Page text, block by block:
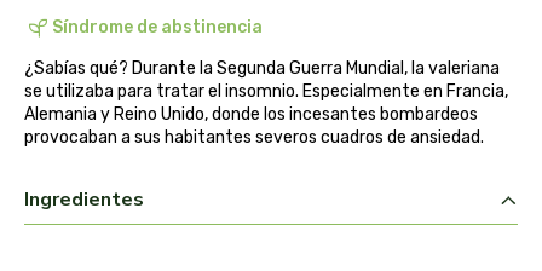
Síndrome de abstinencia
¿Sabías qué? Durante la Segunda Guerra Mundial, la valeriana
se utilizaba para tratar el insomnio. Especialmente en Francia,
Alemania y Reino Unido, donde los incesantes bombardeos
provocaban a sus habitantes severos cuadros de ansiedad.
Ingredientes
brinkers food
cal valls
calmmabis
camaleon